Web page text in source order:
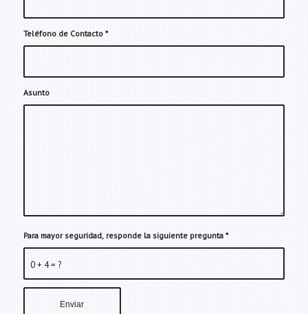
Teléfono de Contacto *
Asunto
0 + 4 = ?
Para mayor seguridad, responde la siguiente pregunta *